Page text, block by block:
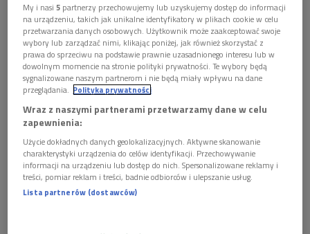
r.), Antoni Wit (1998 r.), Krzysztof Penderecki (2003 r.),
Kazimierz Kord i Stefan Stuligrosz (2005 r.), Jerzy Maksymiuk
(2006 r.).
JERZY SEMKOW
Wybitna indywidualność międzynarodowej dyrygentury, należy
dziś do grona czołowych dyrygentów świata. Krąg jego
zainteresowań obejmuje zarówno wielką symfonikę, głównie
klasyczną i romantyczną, jak i muzykę teatru operowego.
My i nasi 5 partnerzy przechowujemy lub uzyskujemy dostęp do informacji
na urządzeniu, takich jak unikalne identyfikatory w plikach cookie w celu
przetwarzania danych osobowych. Użytkownik może zaakceptować swoje
wybory lub zarządzać nimi, klikając poniżej, jak również skorzystać z
prawa do sprzeciwu na podstawie prawnie uzasadnionego interesu lub w
dowolnym momencie na stronie polityki prywatności. Te wybory będą
sygnalizowane naszym partnerom i nie będą miały wpływu na dane
przeglądania.
Polityka prywatności
Wraz z naszymi partnerami przetwarzamy dane w celu
zapewnienia:
Użycie dokładnych danych geolokalizacyjnych. Aktywne skanowanie
charakterystyki urządzenia do celów identyfikacji. Przechowywanie
informacji na urządzeniu lub dostęp do nich. Spersonalizowane reklamy i
treści, pomiar reklam i treści, badnie odbiorców i ulepszanie usług.
Lista partnerów (dostawców)